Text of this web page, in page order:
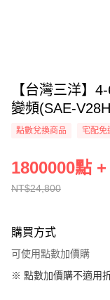
【台灣三洋】
變頻(SAE-
點數兌換商品 宅配免
NT$24,800
1800000點
購買方式
可使用點數加價購
※ 點數加價購不適用